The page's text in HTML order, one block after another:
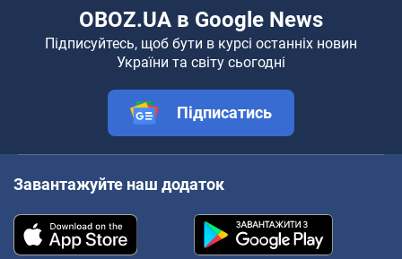
OBOZ.UA в Google News
Підписуйтесь, щоб бути в курсі останніх новин
України та світу сьогодні
Підписатись
Завантажуйте наш додаток